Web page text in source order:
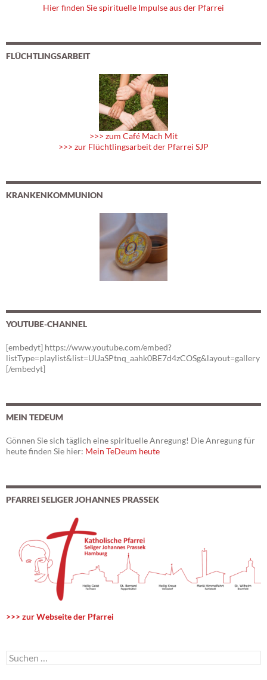
Hier finden Sie spirituelle Impulse aus der Pfarrei
FLÜCHTLINGSARBEIT
>>> zum Café Mach Mit
>>> zur Flüchtlingsarbeit der Pfarrei SJP
KRANKENKOMMUNION
YOUTUBE-CHANNEL
[embedyt] https://www.youtube.com/embed?
listType=playlist&list=UUaSPtnq_aahk0BE7d4zCOSg&layout=gallery
[/embedyt]
MEIN TEDEUM
Gönnen Sie sich täglich eine spirituelle Anregung! Die Anregung für
heute finden Sie hier: Mein TeDeum heute
PFARREI SELIGER JOHANNES PRASSEK
>>> zur Webseite der Pfarrei
S
u